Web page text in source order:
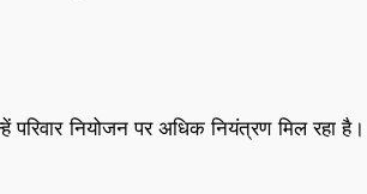
परिवार नियोजन पर अधिक नियंत्रण मिल रहा है।